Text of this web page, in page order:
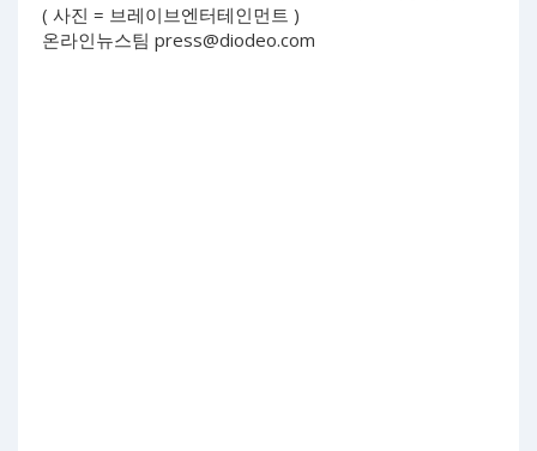
( 사진 = 브레이브엔터테인먼트 )
온라인뉴스팀 press@diodeo.com